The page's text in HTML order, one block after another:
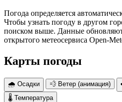
Погода определяется
Чтобы узнать погоду в другом
поиском выше. Данные
открытого метеосервиса Open-
Карты погоды
🌧 Осадки 💨 Ветер (анимация)
🌡 Температура